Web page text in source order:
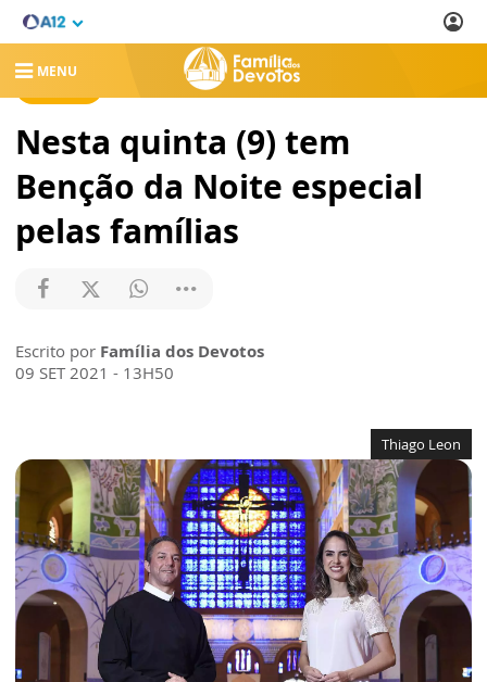
MENU
Nesta quinta (9) tem
Benção da Noite especial
pelas famílias
Escrito por Família dos Devotos
09 SET 2021 - 13H50
Thiago Leon